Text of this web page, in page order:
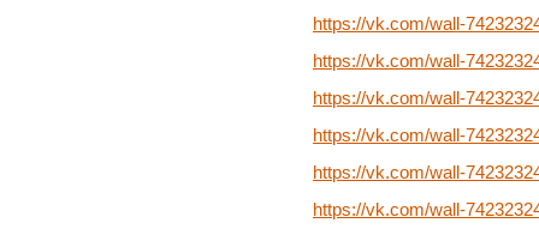
https://vk.com/wall-
https://vk.com/wall-
https://vk.com/wall-
https://vk.com/wall-
https://vk.com/wall-
https://vk.com/wall-